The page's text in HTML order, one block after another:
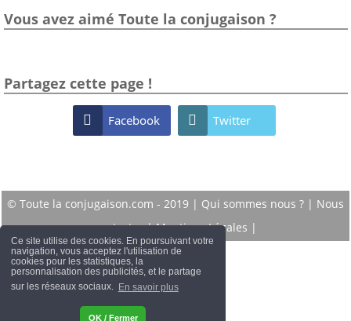
Ce site utilise des cookies. En poursuivant votre
navigation, vous acceptez l'utilisation de
cookies pour les statistiques, la
personnalisation des publicités, et le partage
sur les réseaux sociaux. En savoir plus
OK / Fermer
Vous avez aimé Toute la conjugaison ?
Partagez cette page !
 Facebook  Twitter
© Toute la conjugaison.com - 2019 | Qui sommes nous ? | Nous
contacter|Mentions Légales |